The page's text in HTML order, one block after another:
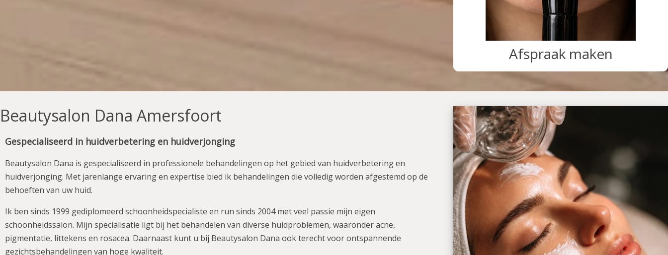
Afspraak maken
Beautysalon Dana Amersfoort
Gespecialiseerd in huidverbetering en huidverjonging
Beautysalon Dana is gespecialiseerd in professionele behandelingen op het gebied van huidverbetering en
huidverjonging. Met jarenlange ervaring en expertise bied ik behandelingen die volledig worden afgestemd op de
behoeften van uw huid.
Ik ben sinds 1999 gediplomeerd schoonheidspecialiste en run sinds 2004 met veel passie mijn eigen
schoonheidssalon. Mijn specialisatie ligt bij het behandelen van diverse huidproblemen, waaronder acne,
pigmentatie, littekens en rosacea. Daarnaast kunt u bij Beautysalon Dana ook terecht voor ontspannende
gezichtsbehandelingen van hoge kwaliteit.